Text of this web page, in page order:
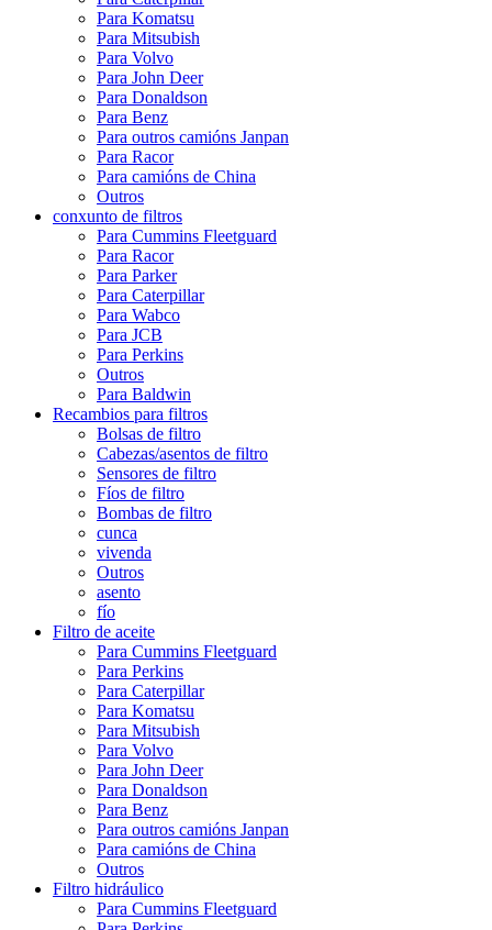
Para Komatsu
Para Mitsubish
Para Volvo
Para John Deer
Para Donaldson
Para Benz
Para outros camións Janpan
Para Racor
Para camións de China
Outros
conxunto de filtros
Para Cummins Fleetguard
Para Racor
Para Parker
Para Caterpillar
Para Wabco
Para JCB
Para Perkins
Outros
Para Baldwin
Recambios para filtros
Bolsas de filtro
Cabezas/asentos de filtro
Sensores de filtro
Fíos de filtro
Bombas de filtro
cunca
vivenda
Outros
asento
fío
Filtro de aceite
Para Cummins Fleetguard
Para Perkins
Para Caterpillar
Para Komatsu
Para Mitsubish
Para Volvo
Para John Deer
Para Donaldson
Para Benz
Para outros camións Janpan
Para camións de China
Outros
Filtro hidráulico
Para Cummins Fleetguard